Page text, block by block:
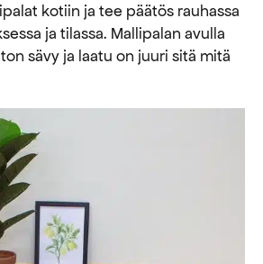
kotiin ja tee päätös rauhassa
ja tilassa. Mallipalan avulla
sävy ja laatu on juuri sitä mitä